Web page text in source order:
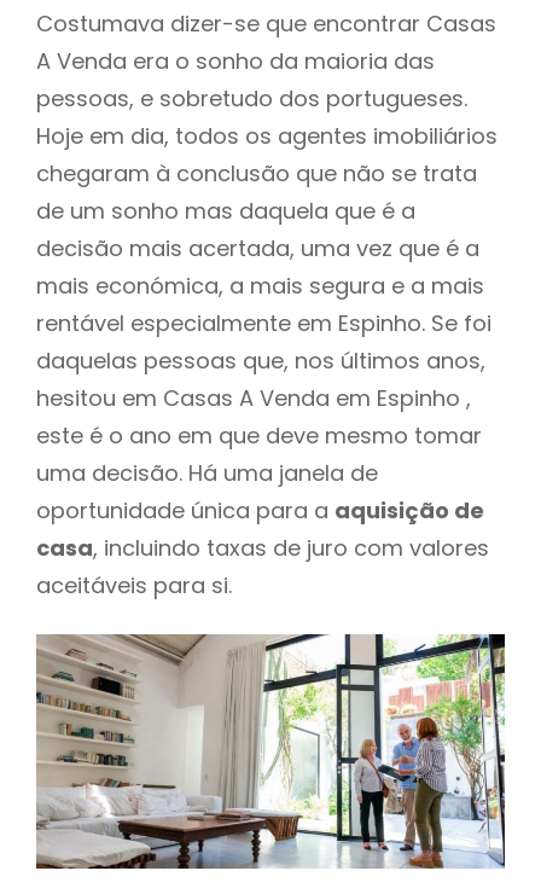
Costumava dizer-se que encontrar Casas
A Venda era o sonho da maioria das
pessoas, e sobretudo dos portugueses.
Hoje em dia, todos os agentes imobiliários
chegaram à conclusão que não se trata
de um sonho mas daquela que é a
decisão mais acertada, uma vez que é a
mais económica, a mais segura e a mais
rentável especialmente em Espinho. Se foi
daquelas pessoas que, nos últimos anos,
hesitou em Casas A Venda em Espinho ,
este é o ano em que deve mesmo tomar
uma decisão. Há uma janela de
oportunidade única para a aquisição de
casa, incluindo taxas de juro com valores
aceitáveis para si.